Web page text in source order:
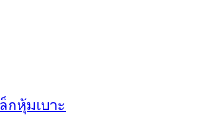
กหุ้มเบาะ